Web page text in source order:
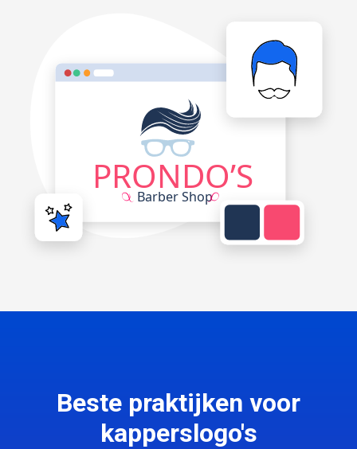
Beste praktijken voor
kapperslogo's